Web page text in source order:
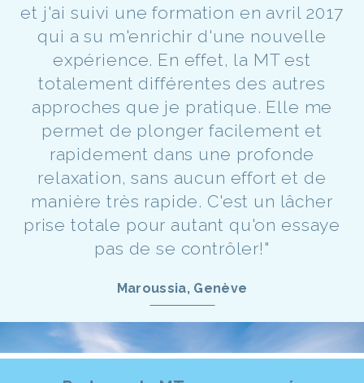
et j'ai suivi une formation en avril 2017
qui a su m'enrichir d'une nouvelle
expérience. En effet, la MT est
totalement différentes des autres
approches que je pratique. Elle me
permet de plonger facilement et
rapidement dans une profonde
relaxation, sans aucun effort et de
manière très rapide. C'est un lâcher
prise totale pour autant qu'on essaye
pas de se contrôler!"
Maroussia, Genève